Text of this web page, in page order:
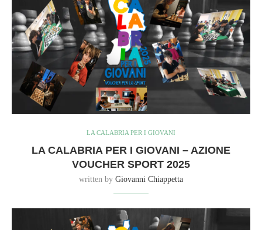
LA CALABRIA PER I GIOVANI
LA CALABRIA PER I GIOVANI – AZIONE
VOUCHER SPORT 2025
written by Giovanni Chiappetta